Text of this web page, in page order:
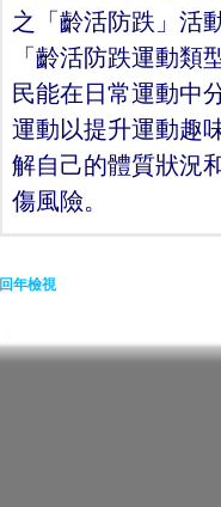
之「齡活防跌」活
「齡活防跌運動
民能在日常運動中
運動以提升運動趣
解自己的體質狀況
傷風險。
回年檢視